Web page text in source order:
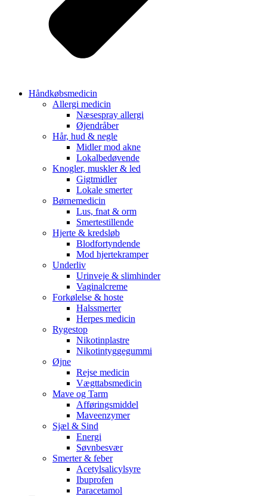
Håndkøbsmedicin
Allergi medicin
Næsespray allergi
Øjendråber
Hår, hud & negle
Midler mod akne
Lokalbedøvende
Knogler, muskler & led
Gigtmidler
Lokale smerter
Børnemedicin
Lus, fnat & orm
Smertestillende
Hjerte & kredsløb
Blodfortyndende
Mod hjertekramper
Underliv
Urinveje & slimhinder
Vaginalcreme
Forkølelse & hoste
Halssmerter
Herpes medicin
Rygestop
Nikotinplastre
Nikotintyggegummi
Øjne
Rejse medicin
Vægttabsmedicin
Mave og Tarm
Afføringsmiddel
Maveenzymer
Sjæl & Sind
Energi
Søvnbesvær
Smerter & feber
Acetylsalicylsyre
Ibuprofen
Paracetamol